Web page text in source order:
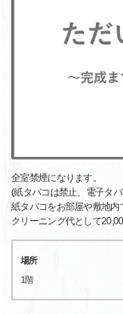
全室禁煙になります。
(紙タバコは禁止、電子タ
紙タバコをお部屋や敷地内
クリーニング代として
場所
1階